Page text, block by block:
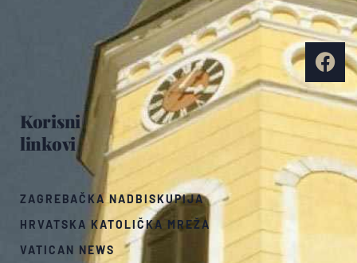
Korisni
linkovi
ZAGREBAČKA NADBISKUPIJA
HRVATSKA KATOLIČKA MREŽA
VATICAN NEWS